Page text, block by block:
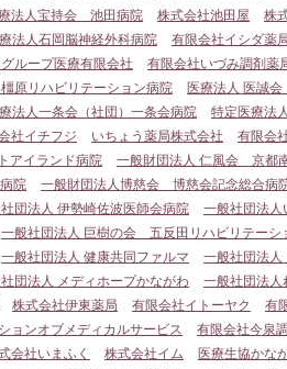
法人宝持会 池田病院 株式会社池田屋
株
法人石岡脳神経外科病院
有限会社イシダ薬
ループ医療有限会社 有限会社いづみ調剤薬
原リハビリテーション病院
医療法人 医誠
法人一条会（社団）一条会病院
特定医療法
社イチフジ いちょう薬局株式会社
有限会
アイランド病院
一般財団法人 仁風会 京都
院
一般財団法人博慈会 博慈会記念総合病
団法人 伊勢崎佐波医師会病院
一般社団法人
一般社団法人 巨樹の会 五反田リハビリテーシ
一般社団法人 健康共同ファルマ
一般社団法人
団法人 メディホープかながわ
一般社団法人
株式会社伊東薬局 有限会社イトーヤク
有
ョンオブメディカルサービス 有限会社今泉
会社いまふく 株式会社イム
医療生協かな